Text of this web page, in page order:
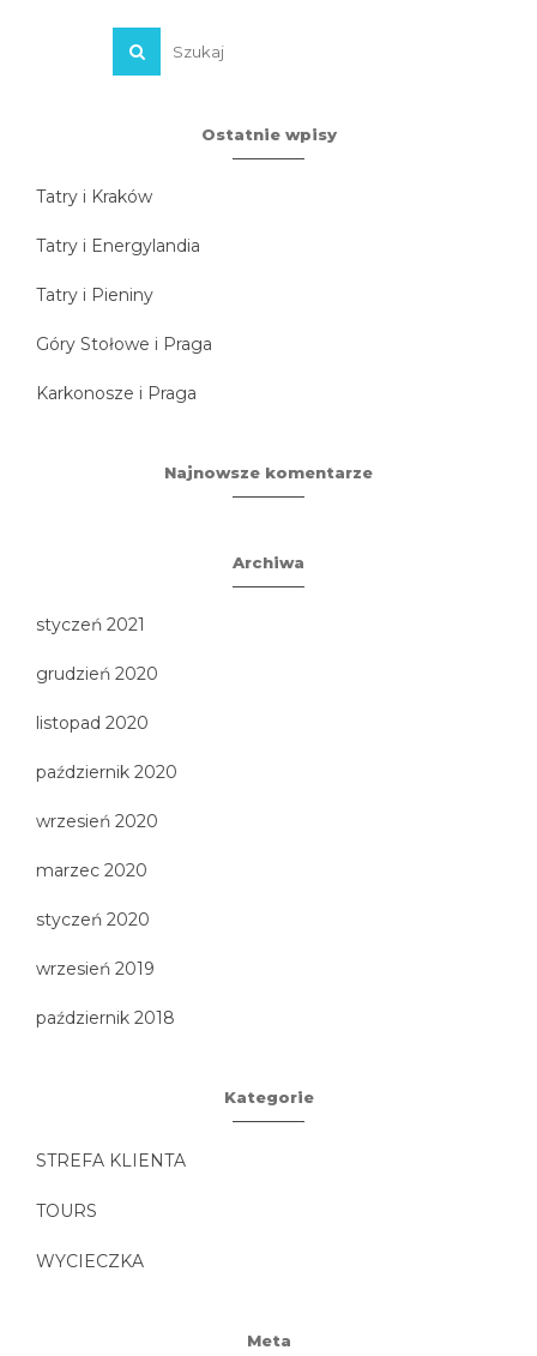
Ostatnie wpisy
Tatry i Kraków
Tatry i Energylandia
Tatry i Pieniny
Góry Stołowe i Praga
Karkonosze i Praga
Najnowsze komentarze
Archiwa
styczeń 2021
grudzień 2020
listopad 2020
październik 2020
wrzesień 2020
marzec 2020
styczeń 2020
wrzesień 2019
październik 2018
Kategorie
STREFA KLIENTA
TOURS
WYCIECZKA
Meta